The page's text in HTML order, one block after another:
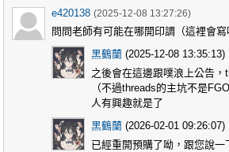
e420138 (2025-12-08 13:27:26)
問問老師有可能在哪開印調（這裡會寫
黑鶴蘭 (2025-12-08 13:35:13)
之後會在這邊跟噗浪上公告，
（不過threads的主坑不是
人有興趣就是了
黑鶴蘭 (2026-02-01 09:26:07)
已經重開預購了呦，跟您說一